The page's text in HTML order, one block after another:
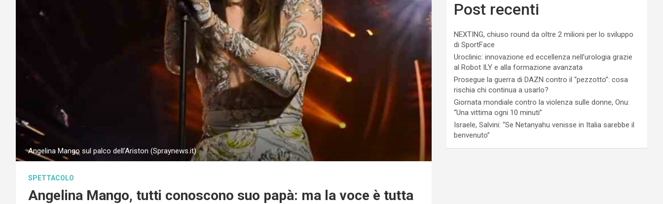
Angelina Mango sul palco dell'Ariston (Spraynews.it)
SPETTACOLO
Angelina Mango, tutti conoscono suo papà: ma la voce è tutta
Post recenti
NEXTING, chiuso round da oltre 2 milioni per lo sviluppo
di SportFace
Uroclinic: innovazione ed eccellenza nell’urologia grazie
al Robot ILY e alla formazione avanzata
Prosegue la guerra di DAZN contro il “pezzotto”: cosa
rischia chi continua a usarlo?
Giornata mondiale contro la violenza sulle donne, Onu:
“Una vittima ogni 10 minuti”
Israele, Salvini: “Se Netanyahu venisse in Italia sarebbe il
benvenuto”